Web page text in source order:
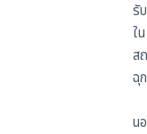
รั
ใน
ส
ฉุ
น